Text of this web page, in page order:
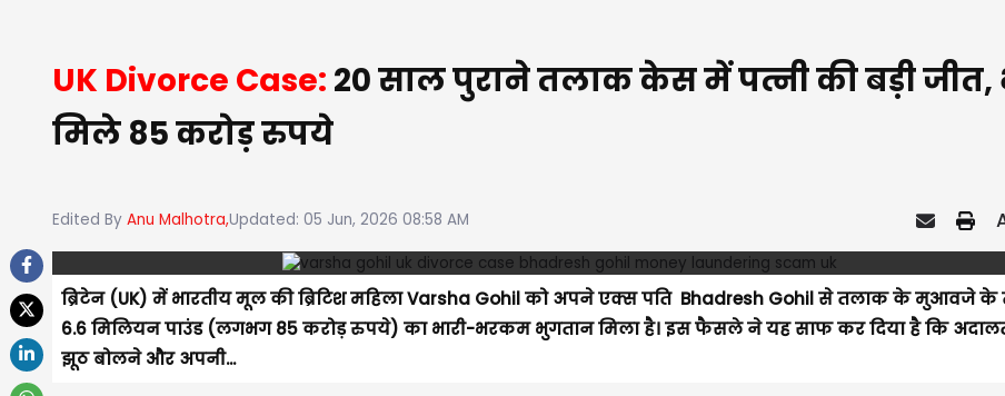
UK Divorce Case: 20 साल पुराने तलाक केस में पत्नी की बड़ी
मिले 85 करोड़ रुपये
Edited By Anu Malhotra,Updated: 05 Jun, 2026 08:58 AM
ब्रिटेन (UK) में भारतीय मूल की ब्रिटिश महिला Varsha Gohil को अपने एक्स पति Bhadresh Gohil से तलाक के मुआवजे के
6.6 मिलियन पाउंड (लगभग 85 करोड़ रुपये) का भारी-भरकम भुगतान मिला है। इस फैसले ने यह साफ कर दिया है कि
झूठ बोलने और अपनी...